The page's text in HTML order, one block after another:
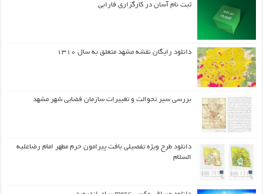
ثبت نام آسان در کارگزاری فارابی
دانلود رایگان نقشه مشهد متعلق به سال ۱۳۱۰
بررسی سیر تحوالت و تغییرات سازمان فضایی شهر مشهد
دانلود طرح ويژه تفصيلي بافت پيرامون حرم مطهر امام رضاعليه
السلام